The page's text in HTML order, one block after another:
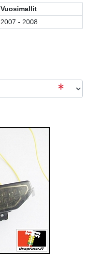
Vuosimallit
2007 - 2008